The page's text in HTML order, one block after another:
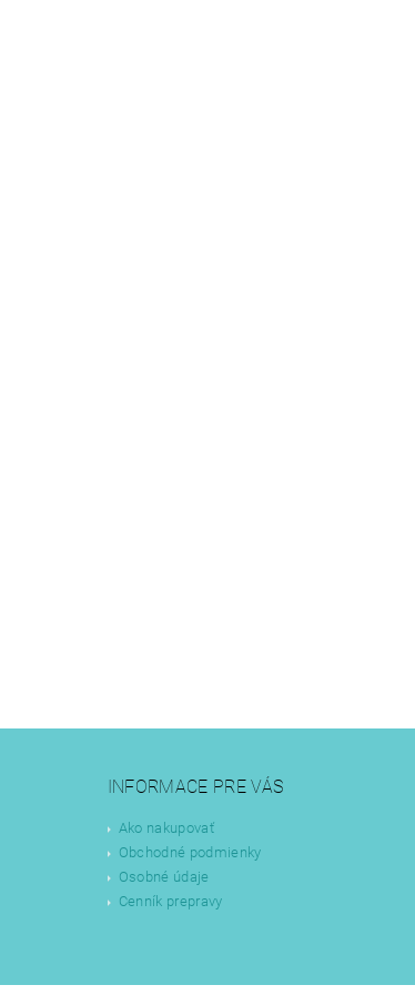
INFORMACE PRE VÁS
Ako nakupovať
Obchodné podmienky
Osobné údaje
Cenník prepravy